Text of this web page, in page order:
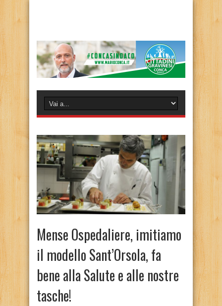
Mense Ospedaliere, imitiamo
il modello Sant’Orsola, fa
bene alla Salute e alle nostre
tasche!